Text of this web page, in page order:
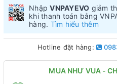
NhậpVNPAYEVO giảm
khi thanh toán bằng
hàng. Tìm hiểu thêm
Hotline đặt hàng:
MUA NHƯ VUA -